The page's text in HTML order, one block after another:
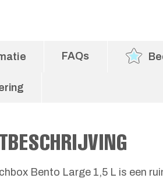
FAQs
Bento Large 1,5 L is een